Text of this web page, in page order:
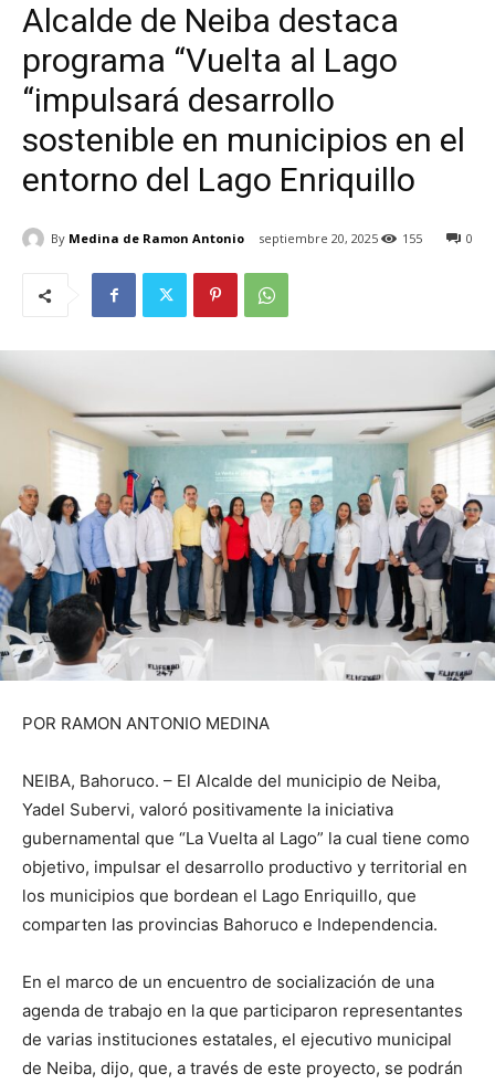
Alcalde de Neiba destaca
programa “Vuelta al Lago
“impulsará desarrollo
sostenible en municipios en el
entorno del Lago Enriquillo
By Medina de Ramon Antonio septiembre 20, 2025 0
155
POR RAMON ANTONIO MEDINA
NEIBA, Bahoruco. – El Alcalde del municipio de Neiba,
Yadel Subervi, valoró positivamente la iniciativa
gubernamental que “La Vuelta al Lago” la cual tiene como
objetivo, impulsar el desarrollo productivo y territorial en
los municipios que bordean el Lago Enriquillo, que
comparten las provincias Bahoruco e Independencia.
En el marco de un encuentro de socialización de una
agenda de trabajo en la que participaron representantes
de varias instituciones estatales, el ejecutivo municipal
de Neiba, dijo, que, a través de este proyecto, se podrán